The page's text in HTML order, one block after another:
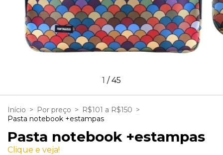
1 /45
Início > Por preço > R$101 a R$150 >
Pasta notebook +estampas
Pasta notebook +estampas
Clique e veja!